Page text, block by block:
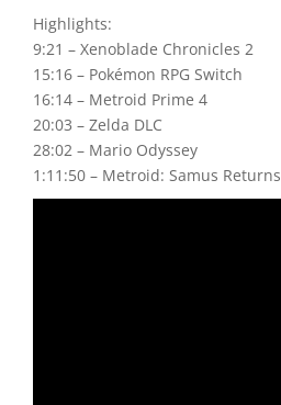
Highlights:
9:21 – Xenoblade Chronicles 2
15:16 – Pokémon RPG Switch
16:14 – Metroid Prime 4
20:03 – Zelda DLC
28:02 – Mario Odyssey
1:11:50 – Metroid: Samus Returns